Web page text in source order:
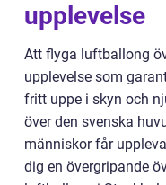
upplevelse
Att flyga luftballong
upplevelse som
fritt uppe i skyn och
över den svenska
människor får
dig en övergripande